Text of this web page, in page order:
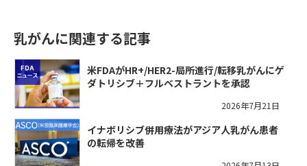
乳がんに関連する記事
米FDAがHR+/HER2-局所進行/転移乳がんにゲ
ダトリシブ＋フルベストラントを承認
2026年7月21日
イナボリシブ併用療法がアジア人乳がん患者
の転帰を改善